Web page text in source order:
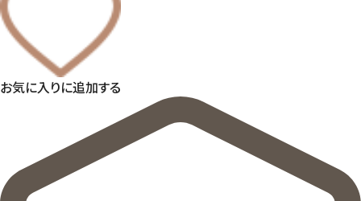
お気に入りに追加する